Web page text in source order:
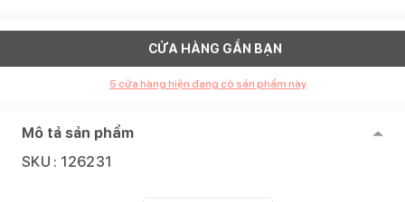
CỬA HÀNG GẦN BẠN
5 cửa hàng hiện đang có sản phẩm này
Mô tả sản phẩm
SKU : 126231